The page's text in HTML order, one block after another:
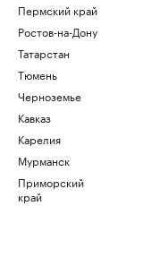
Пермский край
Ростов-на-Дону
Татарстан
Тюмень
Черноземье
Кавказ
Карелия
Мурманск
Приморский
край